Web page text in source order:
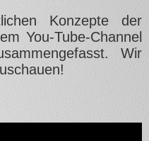
Konzepte der
You-Tube-Channel
Wir